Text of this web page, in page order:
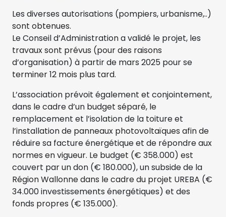
Les diverses autorisations (pompiers, urbanisme,..)
sont obtenues.
Le Conseil d’Administration a validé le projet, les
travaux sont prévus (pour des raisons
d’organisation) à partir de mars 2025 pour se
terminer 12 mois plus tard.
L’association prévoit également et conjointement,
dans le cadre d’un budget séparé, le
remplacement et l’isolation de la toiture et
l’installation de panneaux photovoltaïques afin de
réduire sa facture énergétique et de répondre aux
normes en vigueur. Le budget (€ 358.000) est
couvert par un don (€ 180.000), un subside de la
Région Wallonne dans le cadre du projet UREBA (€
34.000 investissements énergétiques) et des
fonds propres (€ 135.000).